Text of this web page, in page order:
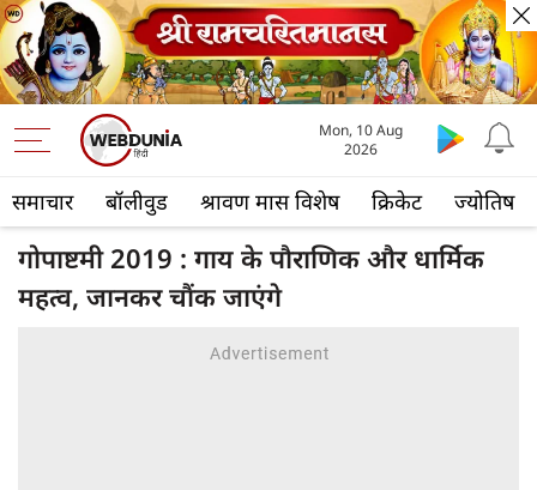
समाचार बॉलीवुड श्रावण मास विशेष क्रिकेट ज्योतिष
Mon, 10 Aug
2026
गोपाष्टमी 2019 : गाय के पौराणिक और धार्मिक
महत्व, जानकर चौंक जाएंगे